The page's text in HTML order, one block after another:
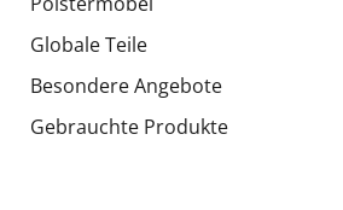
Globale Teile
Besondere Angebote
Gebrauchte Produkte